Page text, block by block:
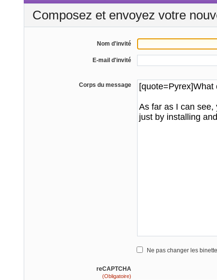
Composez et envoyez votre
Nom d'invité
E-mail d'invité
Corps du message
Ne pas changer les
reCAPTCHA
(Obligatoire)